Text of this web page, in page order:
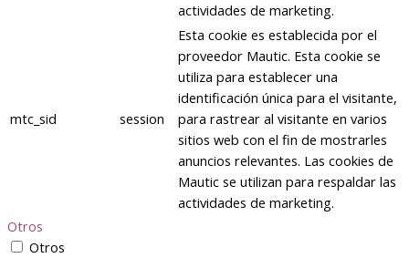
actividades de marketing.
mtc_sid session
Esta cookie es establecida por el
proveedor Mautic. Esta cookie se
utiliza para establecer una
identificación única para el visitante,
para rastrear al visitante en varios
sitios web con el fin de mostrarles
anuncios relevantes. Las cookies de
Mautic se utilizan para respaldar las
actividades de marketing.
Otros
Otros